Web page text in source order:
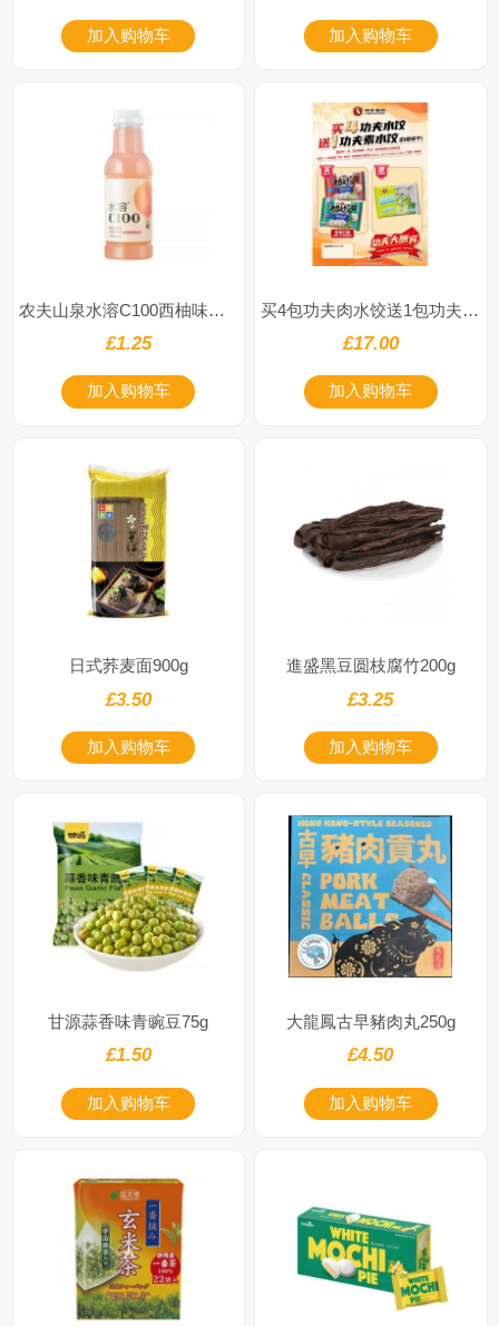
加入购物车 加入购物车
农夫山泉水溶C100西柚味饮料445ml
£1.25
加入购物车
买4包功夫肉水饺送1包功夫素水饺(隔機口味)
£17.00
加入购物车
日式荞麦面900g
£3.50
加入购物车
進盛黑豆圆枝腐竹200g
£3.25
加入购物车
甘源蒜香味青豌豆75g
£1.50
加入购物车
大龍鳳古早豬⾁丸250g
£4.50
加入购物车